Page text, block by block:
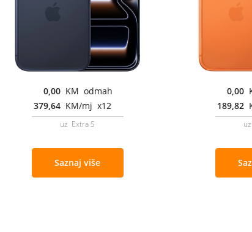
0,00 KM odmah
379,64 KM/mj x12
uz Extra S
Saznaj više
0,00
189,82